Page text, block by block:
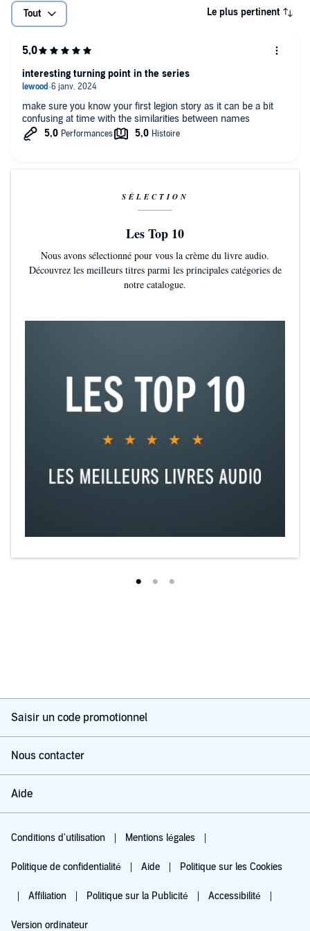
Tout Le plus pertinent
make sure you know your first legion story as it can be a bit
confusing at time with the similarities between names
interesting turning point in the series
SÉLECTION
Les Top 10
Nous avons sélectionné pour vous la crème du livre audio.
Découvrez les meilleurs titres parmi les principales catégories de
notre catalogue.
Saisir un code promotionnel
Nous contacter
Aide
Conditions d'utilisation Mentions légales
Politique de confidentialité Aide Politique sur les Cookies
Affiliation Politique sur la Publicité Accessibilité
Version ordinateur